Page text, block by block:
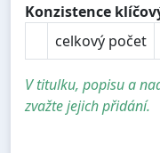
Konzistence
celkový počet
V titulku, popisu a
zvažte jejich přidání.